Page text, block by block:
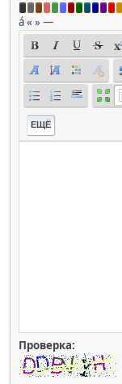
á« »—
ЕЩЁ
Проверка: